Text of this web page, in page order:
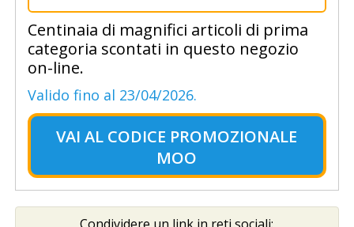
Centinaia di magnifici articoli di prima
categoria scontati in questo negozio
on-line.
Valido fino al 23/04/2026.
VAI AL CODICE PROMOZIONALE
MOO